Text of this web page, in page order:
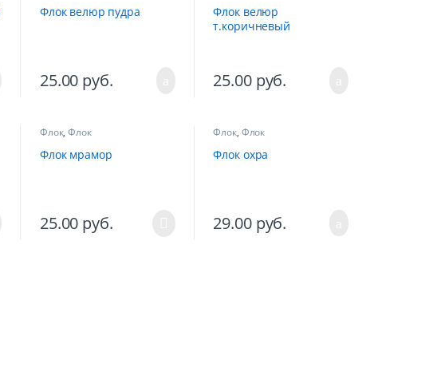
Флок велюр пудра
25.00 руб.
Флок велюр
т.коричневый
25.00 руб.
Флок,Флок
Флок мрамор
25.00 руб.
Флок, Флок
Флок охра
29.00 руб.